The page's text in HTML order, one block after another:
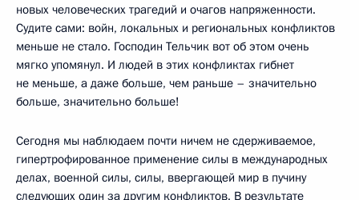
новых человеческих трагедий и очагов напряженности.
Судите сами: войн, локальных и региональных конфликтов
меньше не стало. Господин Тельчик вот об этом очень
мягко упомянул. И людей в этих конфликтах гибнет
не меньше, а даже больше, чем раньше – значительно
больше, значительно больше!
Сегодня мы наблюдаем почти ничем не сдерживаемое,
гипертрофированное применение силы в международных
делах, военной силы, силы, ввергающей мир в пучину
следующих один за другим конфликтов. В результате